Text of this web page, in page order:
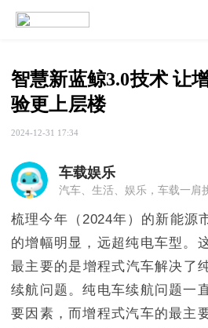
智慧新蓝鲸3.0技术 让
验更上层楼
2024-12-31 17:34
车载娱乐
汽车、生活、娱乐，车载一肩
梳理今年（2024年）的新能源
的增幅明显，远超纯电车型。
最主要的是增程式汽车解决
续航问题。纯电车续航问题一
要因素，而增程式汽车的最主